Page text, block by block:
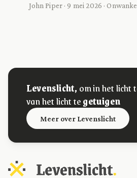
John Piper · 9 mei 2026 ·
Levenslicht, om in het licht
van het licht tegetuigen
Meer over Levenslicht